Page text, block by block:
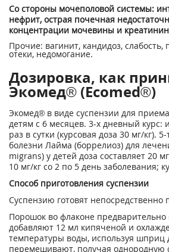
Со стороны мочеполовой системы:
нефрит, острая почечная
концентрации мочевины и
Прочие: вагинит, кандидоз,
отеки, недомогание.
Дозировка, как
Экомед® (Ecomed®)
Экомед® в виде суспензии для
детям с 6 месяцев. 3-х дневный курс:
раз в сутки (курсовая доза 30 мг/кг).
болезни Лайма (боррелиоз) для
migrans) у детей доза составляет 20
10 мг/кг со 2 по 5 день заболевания;
Способ приготовления суспензии
Суспензию готовят
Порошок во флаконе предварительно
добавляют 12 мл кипяченой и
температуры воды, используя шприц
перемешивают, получая однородную